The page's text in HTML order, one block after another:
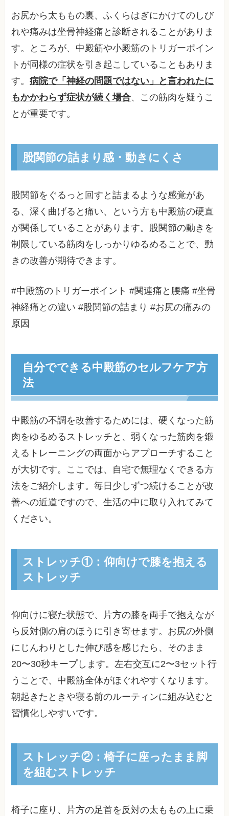
お尻から太ももの裏、ふくらはぎにかけてのしび
れや痛みは坐骨神経痛と診断されることがありま
す。ところが、中殿筋や小殿筋のトリガーポイン
トが同様の症状を引き起こしていることもありま
す。病院で「神経の問題ではない」と言われたに
もかかわらず症状が続く場合、この筋肉を疑うこ
とが重要です。
股関節の詰まり感・動きにくさ
股関節をぐるっと回すと詰まるような感覚があ
る、深く曲げると痛い、という方も中殿筋の硬直
が関係していることがあります。股関節の動きを
制限している筋肉をしっかりゆるめることで、動
きの改善が期待できます。
#中殿筋のトリガーポイント #関連痛と腰痛 #坐骨
神経痛との違い #股関節の詰まり #お尻の痛みの
原因
自分でできる中殿筋のセルフケア方
法
中殿筋の不調を改善するためには、硬くなった筋
肉をゆるめるストレッチと、弱くなった筋肉を鍛
えるトレーニングの両面からアプローチすること
が大切です。ここでは、自宅で無理なくできる方
法をご紹介します。毎日少しずつ続けることが改
善への近道ですので、生活の中に取り入れてみて
ください。
ストレッチ①：仰向けで膝を抱える
ストレッチ
仰向けに寝た状態で、片方の膝を両手で抱えなが
ら反対側の肩のほうに引き寄せます。お尻の外側
にじんわりとした伸び感を感じたら、そのまま
20〜30秒キープします。左右交互に2〜3セット行
うことで、中殿筋全体がほぐれやすくなります。
朝起きたときや寝る前のルーティンに組み込むと
習慣化しやすいです。
ストレッチ②：椅子に座ったまま脚
を組むストレッチ
椅子に座り、片方の足首を反対の太ももの上に乗